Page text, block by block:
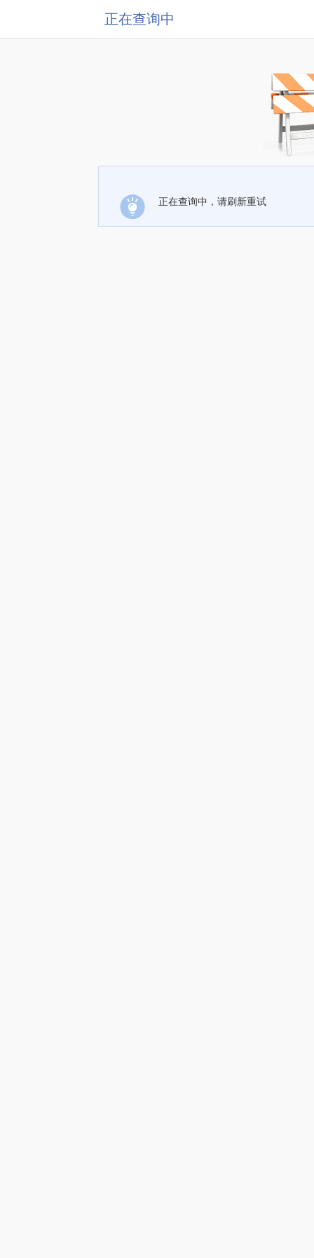
正在查询中
正在查询中，请刷新重试